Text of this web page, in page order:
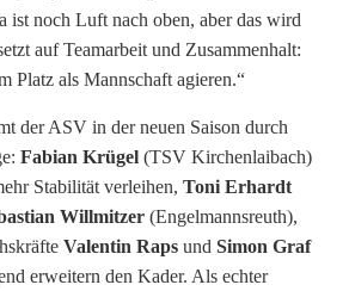
ist noch Luft nach oben, aber das wird
auf Teamarbeit und Zusammenhalt:
Platz als Mannschaft agieren.“
der ASV in der neuen Saison durch
Fabian Krügel (TSV Kirchenlaibach)
Stabilität verleihen, Toni Erhardt
Willmitzer (Engelmannsreuth),
Valentin Raps und Simon Graf
erweitern den Kader. Als echter